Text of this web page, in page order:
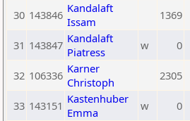
30 143846 Kandalaft
Issam
1369
31 143847 Kandalaft
Piatress
w 0
32 106336 Karner
Christoph
2305
33 143151 Kastenhuber
Emma
w 0